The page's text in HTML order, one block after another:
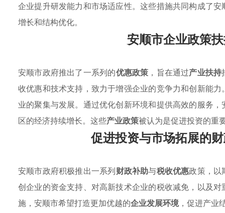
企业提升研发能力和市场适应性。这些措施共同构成了
增长和结构优化。
安顺市企业政策
安顺市政府推出了一系列的优惠政策 ，旨在通过产业扶持
收优惠和技术支持，致力于增强企业的竞争力和创新能
业的聚集与发展。通过优化创新环境和提供高效的服务
区的经济持续增长。这些产业政策被认为是促进投资的重
促进投资与市场拓展的
安顺市政府积极推出一系列财政补助与税收优惠政策，以
创企业的资金支持、对高新技术企业的税收减免，以及
施，安顺市希望打造更加优越的企业发展环境，促进产业